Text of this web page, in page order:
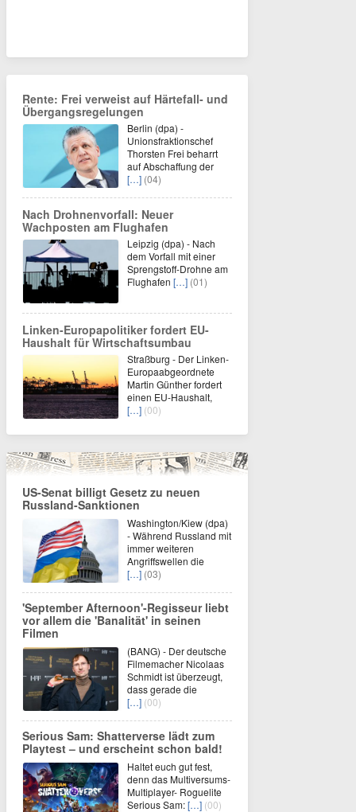
Rente: Frei verweist auf Härtefall- und
Übergangsregelungen
Berlin (dpa) -
Unionsfraktionschef
Thorsten Frei beharrt
auf Abschaffung der
[…] (04)
Nach Drohnenvorfall: Neuer
Wachposten am Flughafen
Leipzig (dpa) - Nach
dem Vorfall mit einer
Sprengstoff-Drohne am
Flughafen […] (01)
Linken-Europapolitiker fordert EU-
Haushalt für Wirtschaftsumbau
Straßburg - Der Linken-
Europaabgeordnete
Martin Günther fordert
einen EU-Haushalt,
[…] (00)
US-Senat billigt Gesetz zu neuen
Russland-Sanktionen
Washington/Kiew (dpa)
- Während Russland mit
immer weiteren
Angriffswellen die
[…] (03)
'September Afternoon'-Regisseur liebt
vor allem die 'Banalität' in seinen
Filmen
(BANG) - Der deutsche
Filmemacher Nicolaas
Schmidt ist überzeugt,
dass gerade die
[…] (00)
Serious Sam: Shatterverse lädt zum
Playtest – und erscheint schon bald!
Haltet euch gut fest,
denn das Multiversums-
Multiplayer- Roguelite
Serious Sam:[…] (00)